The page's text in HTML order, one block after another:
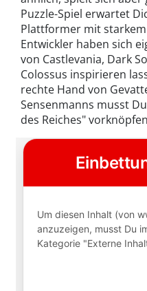
Puzzle-Spiel erwartet
Plattformer mit starkem
Entwickler haben sich
von Castlevania, Dark
Colossus inspirieren
rechte Hand von
Sensenmanns musst
des Reiches"